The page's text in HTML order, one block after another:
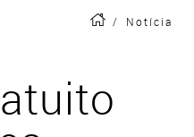
/ Notícia